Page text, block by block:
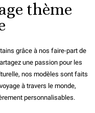
thème
grâce à nos faire-part de
une passion pour les
nos modèles sont faits
à travers le monde,
personnalisables.